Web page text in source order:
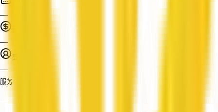
—
—
员工人数
—
服务
—